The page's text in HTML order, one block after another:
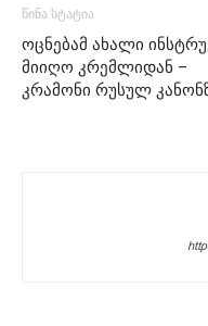
წინა სტატია
ოცნებამ ახალი
მიიღო კრემლიდან –
კრამონი რუსულ